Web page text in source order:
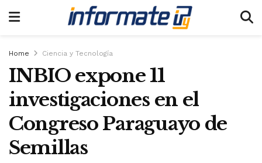
Home Ciencia y Tecnología
INBIO expone 11
investigaciones en el
Congreso Paraguayo de
Semillas